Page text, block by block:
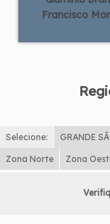
Francisco
Selecione: GRANDE
Zona Norte Zona